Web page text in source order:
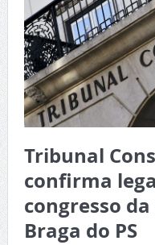
Tribunal
confirma
congresso
Braga do PS